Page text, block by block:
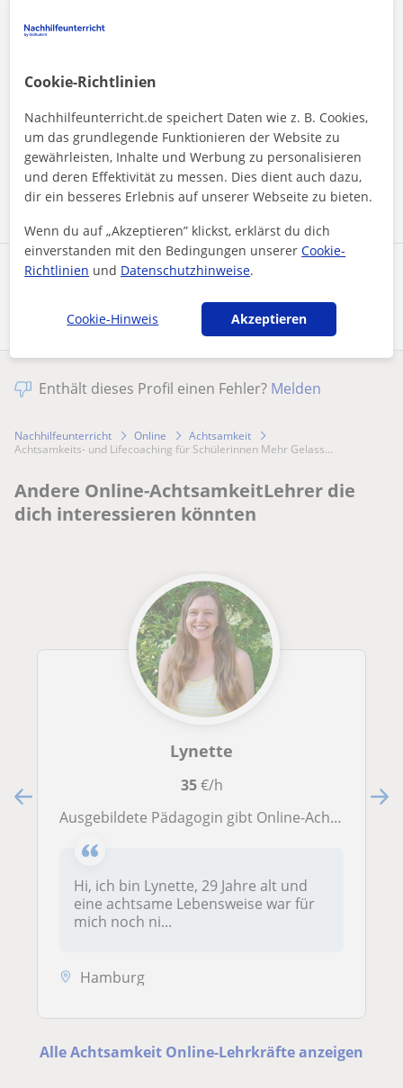
Profil teilen
Durch Klicken auf eine der beiden Schaltflächen stimmen Sie
unserem
Impressum und unserer Datenschutzerklärung
Nachricht senden
Enthält dieses Profil einen Fehler? Melden
Nachhilfeunterricht Online
Achtsamkeit
Achtsamkeits- und Lifecoaching für Schülerinnen Mehr Gelass...
Andere Online-AchtsamkeitLehrer die
dich interessieren könnten
Lynette
35€/h
Ausgebildete Pädagogin gibt Online-Achtsamkeitsunterricht für Jugendliche und Erwachsene weltweit — Körper, Atem, innere Stille
Hi, ich bin Lynette, 29 Jahre alt und
eine achtsame Lebensweise war für
mich noch ni...
Hamburg
Alle Achtsamkeit Online-Lehrkräfte anzeigen
Cookie-Richtlinien
Nachhilfeunterricht.de speichert Daten wie z. B. Cookies,
um das grundlegende Funktionieren der Website zu
gewährleisten, Inhalte und Werbung zu personalisieren
und deren Effektivität zu messen. Dies dient auch dazu,
dir ein besseres Erlebnis auf unserer Webseite zu bieten.
Wenn du auf „Akzeptieren” klickst, erklärst du dich
einverstanden mit den Bedingungen unsererCookie-
Richtlinien und Datenschutzhinweise.
Cookie-Hinweis Akzeptieren